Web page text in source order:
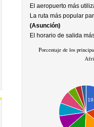
El aeropuerto más
La ruta más popular
(Asunción)
El horario de salida
Porcentaje de los